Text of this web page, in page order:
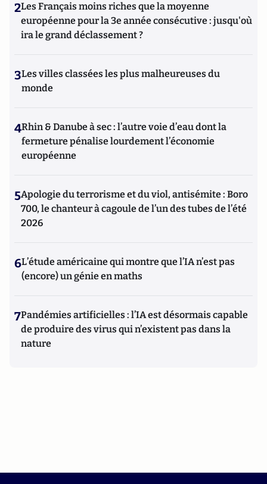
2Les Français moins riches que la moyenne
européenne pour la 3e année consécutive : jusqu'où
ira le grand déclassement ?
3Les villes classées les plus malheureuses du
monde
4Rhin & Danube à sec : l’autre voie d’eau dont la
fermeture pénalise lourdement l’économie
européenne
5Apologie du terrorisme et du viol, antisémite : Boro
700, le chanteur à cagoule de l’un des tubes de l’été
2026
6L’étude américaine qui montre que l’IA n’est pas
(encore) un génie en maths
7Pandémies artificielles : l’IA est désormais capable
de produire des virus qui n’existent pas dans la
nature